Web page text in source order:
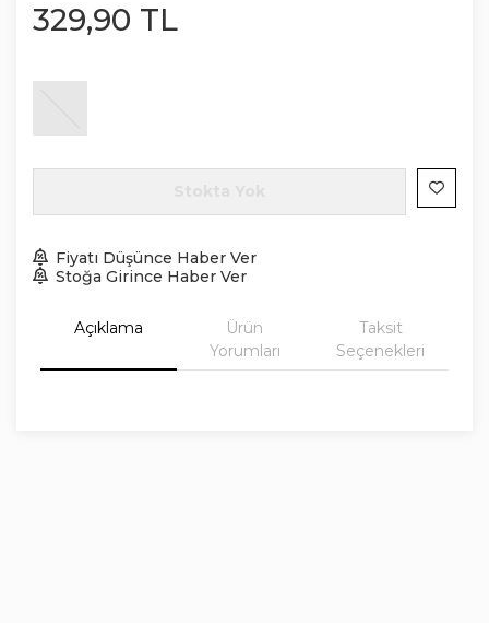
329,90 TL
Fiyatı Düşünce Haber Ver
Stoğa Girince Haber Ver
Açıklama
Ürün
Yorumları
Taksit
Seçenekleri